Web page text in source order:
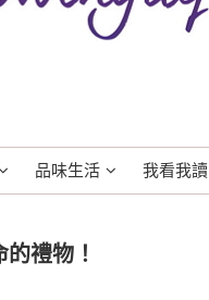
品味生活 我看我讀
禮物！